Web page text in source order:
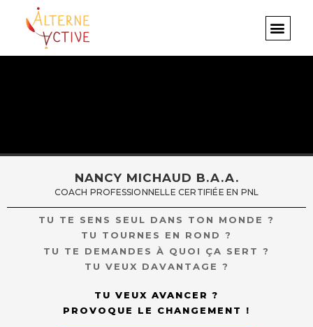
contenu
NANCY MICHAUD B.A.A.
COACH PROFESSIONNELLE CERTIFIÉE EN PNL
TU TE SENS SEUL DANS TON MONDE ?
TU TOURNES EN ROND ?
TU TE DEMANDES À QUOI ÇA SERT ?
TU VEUX DAVANTAGE ?
TU VEUX AVANCER ?
PROVOQUE LE CHANGEMENT !